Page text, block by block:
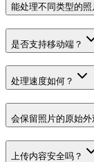
能处理不同类型的照
是否支持移动端？
处理速度如何？
会保留照片的原始外
上传内容安全吗？